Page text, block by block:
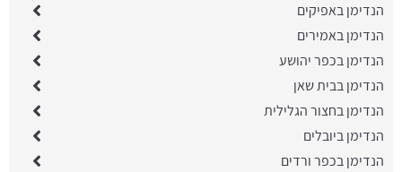
הנדימן באפיקים
הנדימן באמירים
הנדימן בכפר יהושע
הנדימן בבית שאן
הנדימן בחצור הגלילית
הנדימן ביובלים
הנדימן בכפר ורדים